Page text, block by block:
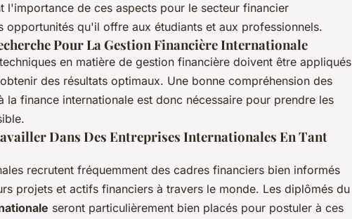
l'importance de ces aspects pour le secteur financier
opportunités qu'il offre aux étudiants et aux professionnels.
Pour La Gestion Financière Internationale
en matière de gestion financière doivent être appliqués
des résultats optimaux. Une bonne compréhension des
la finance internationale est donc nécessaire pour prendre les
Dans Des Entreprises Internationales En Tant
recrutent fréquemment des cadres financiers bien informés
projets et actifs financiers à travers le monde. Les diplômés du
seront particulièrement bien placés pour postuler à ces